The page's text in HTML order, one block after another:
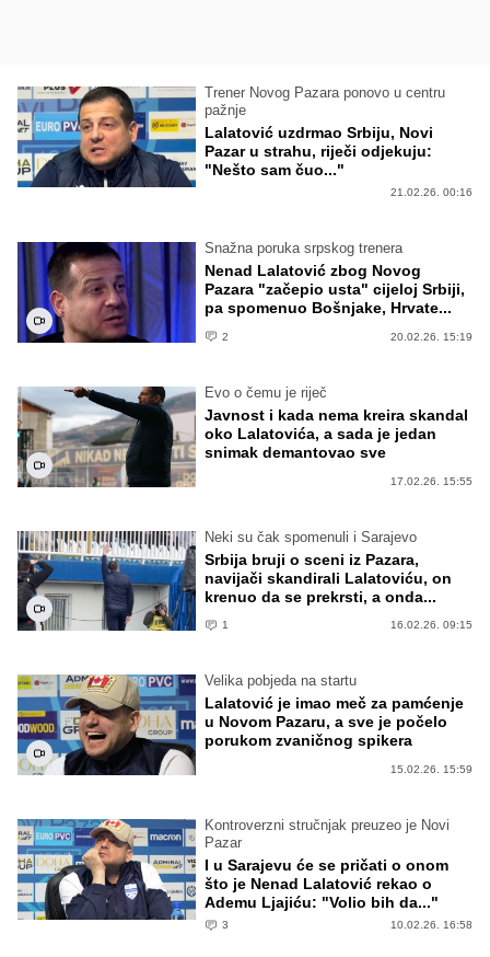
Trener Novog Pazara ponovo u centru
pažnje
Lalatović uzdrmao Srbiju, Novi
Pazar u strahu, riječi odjekuju:
"Nešto sam čuo..."
21.02.26. 00:16
Snažna poruka srpskog trenera
Nenad Lalatović zbog Novog
Pazara "začepio usta" cijeloj Srbiji,
pa spomenuo Bošnjake, Hrvate...
2 20.02.26. 15:19
Evo o čemu je riječ
Javnost i kada nema kreira skandal
oko Lalatovića, a sada je jedan
snimak demantovao sve
17.02.26. 15:55
Neki su čak spomenuli i Sarajevo
Srbija bruji o sceni iz Pazara,
navijači skandirali Lalatoviću, on
krenuo da se prekrsti, a onda...
1 16.02.26. 09:15
Velika pobjeda na startu
Lalatović je imao meč za pamćenje
u Novom Pazaru, a sve je počelo
porukom zvaničnog spikera
15.02.26. 15:59
Kontroverzni stručnjak preuzeo je Novi
Pazar
I u Sarajevu će se pričati o onom
što je Nenad Lalatović rekao o
Ademu Ljajiću: "Volio bih da..."
3 10.02.26. 16:58